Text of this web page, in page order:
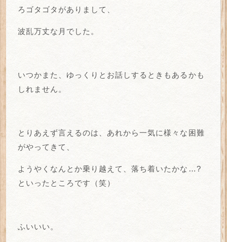
ろゴタゴタがありまして、
波乱万丈な月でした。
いつかまた、ゆっくりとお話しするときもあるかも
しれません。
とりあえず言えるのは、あれから一気に様々な困難
がやってきて、
ようやくなんとか乗り越えて、落ち着いたかな…?
といったところです（笑）
ふいいい。